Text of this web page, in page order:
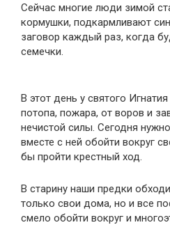
Сейчас многие люди зимой
кормушки, подкармливают
заговор каждый раз, когда
семечки.
В этот день у святого
потопа, пожара, от воров и
нечистой силы. Сегодня
вместе с ней обойти вокруг
бы пройти крестный ход.
В старину наши предки
только свои дома, но и все
смело обойти вокруг и